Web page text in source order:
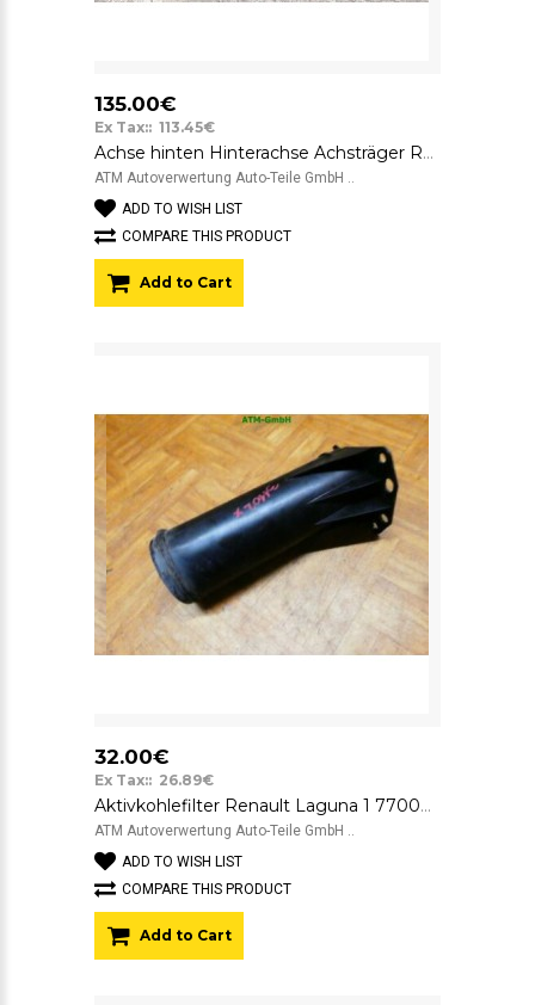
135.00€
Ex Tax:: 113.45€
Achse hinten Hinterachse Achsträger Renault Laguna
ATM Autoverwertung Auto-Teile GmbH ..
ADD TO WISH LIST
COMPARE THIS PRODUCT
Add to Cart
32.00€
Ex Tax:: 26.89€
Aktivkohlefilter Renault Laguna 1 7700858244F
ATM Autoverwertung Auto-Teile GmbH ..
ADD TO WISH LIST
COMPARE THIS PRODUCT
Add to Cart